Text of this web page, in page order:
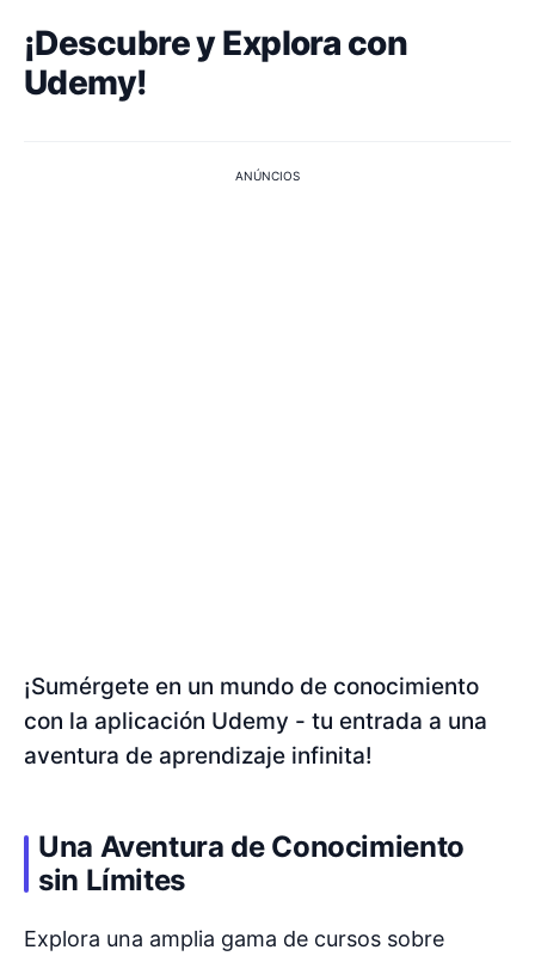
¡Descubre y Explora con
Udemy!
ANÚNCIOS
¡Sumérgete en un mundo de conocimiento
con la aplicación Udemy - tu entrada a una
aventura de aprendizaje infinita!
Una Aventura de Conocimiento
sin Límites
Explora una amplia gama de cursos sobre